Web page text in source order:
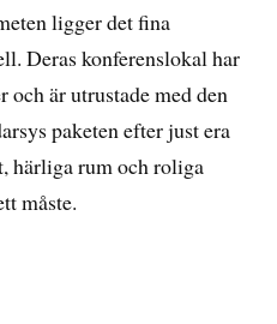
ligger det fina
Deras konferenslokal har
är utrustade med den
paketen efter just era
härliga rum och roliga
måste.